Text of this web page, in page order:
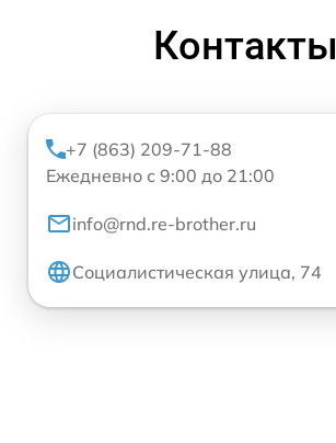
Контакты
+7 (863) 209-71-88
Ежедневно с 9:00 до 21:00
info@rnd.re-brother.ru
Социалистическая улица, 74